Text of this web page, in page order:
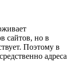
сайтов, но в
Поэтому в
адреса